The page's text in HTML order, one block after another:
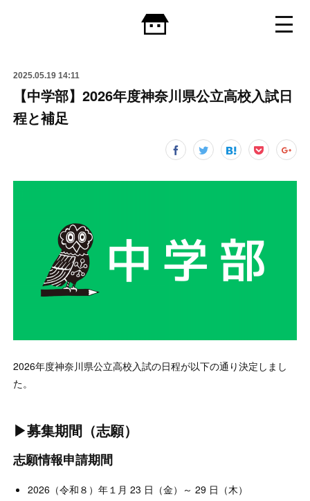
2025.05.19 14:11
【中学部】2026年度神奈川県公立高校入試日
程と補足
2026年度神奈川県公立高校入試の日程が以下の通り決定しまし
た。
▶募集期間（志願）
志願情報申請期間
2026（令和８）年１月 23 日（金）～ 29 日（木）